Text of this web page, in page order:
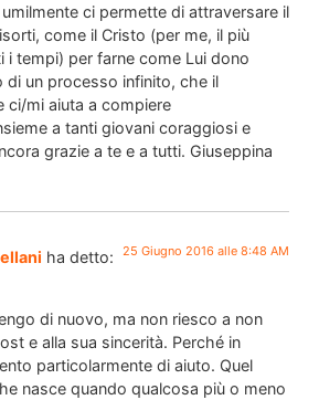
ci permette di attraversare il
come il Cristo (per me, il più
i tempi) per farne come Lui dono
di un processo infinito, che il
ci/mi aiuta a compiere
a tanti giovani coraggiosi e
grazie a te e a tutti. Giuseppina
ha detto: 25 Giugno 2016 alle 8:48 AM
di nuovo, ma non riesco a non
e alla sua sincerità. Perché in
particolarmente di aiuto. Quel
nasce quando qualcosa più o meno